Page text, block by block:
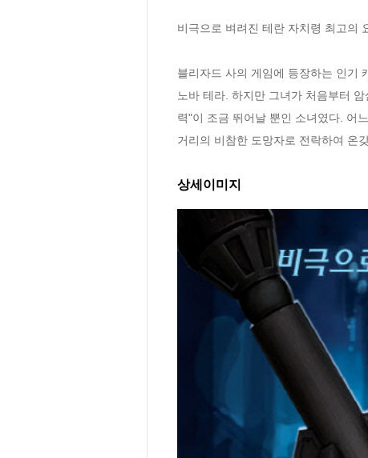
비극으로 벼려진 테란 자치령 최고의
블리자드 사의 게임에 등장하는 인기
노바 테라. 하지만 그녀가 처음부터
력"이 조금 뛰어날 뿐인 소녀였다. 어
거리의 비참한 도망자로 전락하여 온
상세이미지